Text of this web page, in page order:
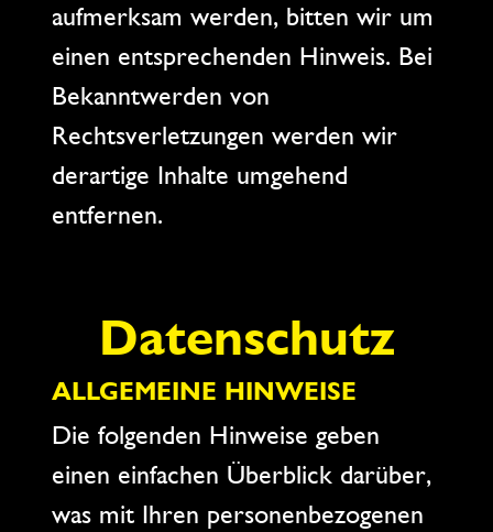
aufmerksam werden, bitten wir um
einen entsprechenden Hinweis. Bei
Bekanntwerden von
Rechtsverletzungen werden wir
derartige Inhalte umgehend
entfernen.
Datenschutz
ALLGEMEINE HINWEISE
Die folgenden Hinweise geben
einen einfachen Überblick darüber,
was mit Ihren personenbezogenen